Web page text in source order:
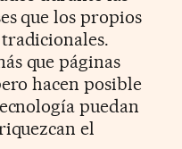
que los propios
que páginas
hacen posible
puedan
el